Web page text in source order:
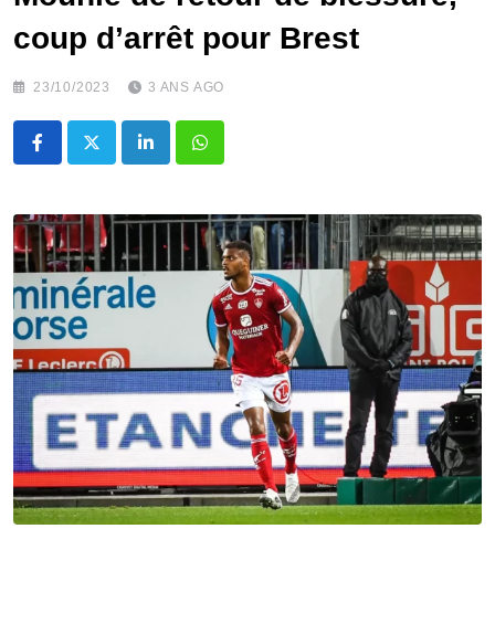
coup d’arrêt pour Brest
23/10/2023 3 ANS AGO
LinkedInWhatsapp